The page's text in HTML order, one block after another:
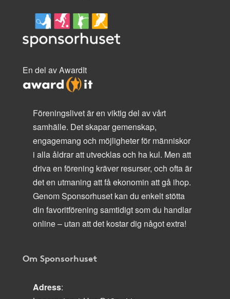
En del av AwardIt
Föreningslivet är en viktig del av vårt
samhälle. Det skapar gemenskap,
engagemang och möjligheter för människor
i alla åldrar att utvecklas och ha kul. Men att
driva en förening kräver resurser, och ofta är
det en utmaning att få ekonomin att gå ihop.
Genom Sponsorhuset kan du enkelt stötta
din favoritförening samtidigt som du handlar
online – utan att det kostar dig något extra!
Om Sponsorhuset
Adress: